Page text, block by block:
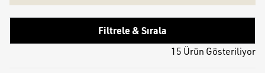
Filtrele & Sırala
15 Ürün Gösteriliyor